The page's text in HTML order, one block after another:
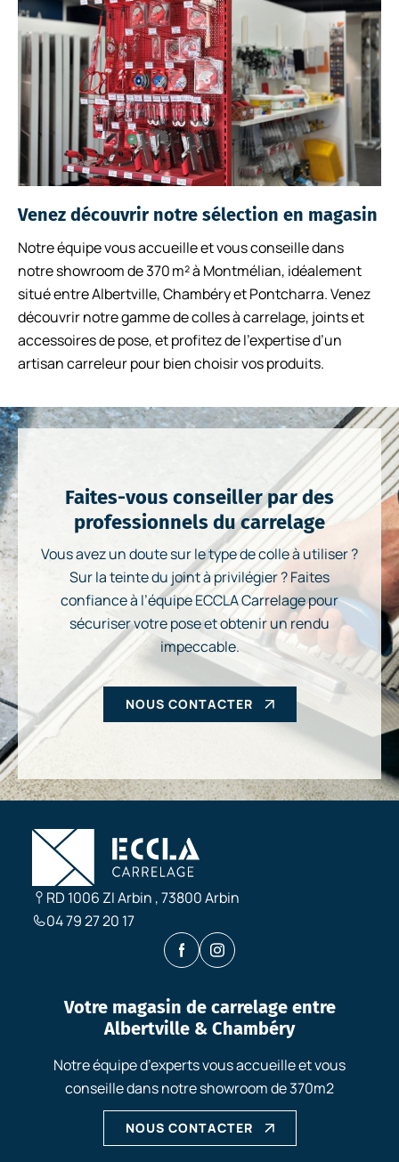
Venez découvrir notre sélection en magasin
Notre équipe vous accueille et vous conseille dans
notre showroom de 370 m² à Montmélian, idéalement
situé entre Albertville, Chambéry et Pontcharra. Venez
découvrir notre gamme de colles à carrelage, joints et
accessoires de pose, et profitez de l’expertise d’un
artisan carreleur pour bien choisir vos produits.
Faites-vous conseiller par des
professionnels du carrelage
Vous avez un doute sur le type de colle à utiliser ?
Sur la teinte du joint à privilégier ? Faites
confiance à l’équipe ECCLA Carrelage pour
sécuriser votre pose et obtenir un rendu
impeccable.
NOUS CONTACTER
RD 1006 ZI Arbin , 73800 Arbin
04 79 27 20 17
Votre magasin de carrelage entre
Albertville & Chambéry
Notre équipe d’experts vous accueille et vous
conseilledans notre showroom de 370m2
NOUS CONTACTER